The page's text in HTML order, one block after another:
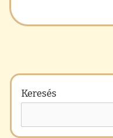
Keresés